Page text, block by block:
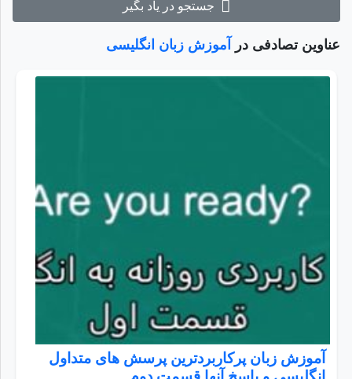
جستجو در یاد بگیر
عناوین تصادفی در آموزش زبان انگلیسی
آموزش زبان پرکاربردترین پرسش های متداول